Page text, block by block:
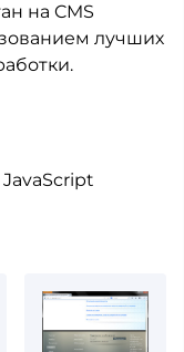
на CMS
лучших
JavaScript